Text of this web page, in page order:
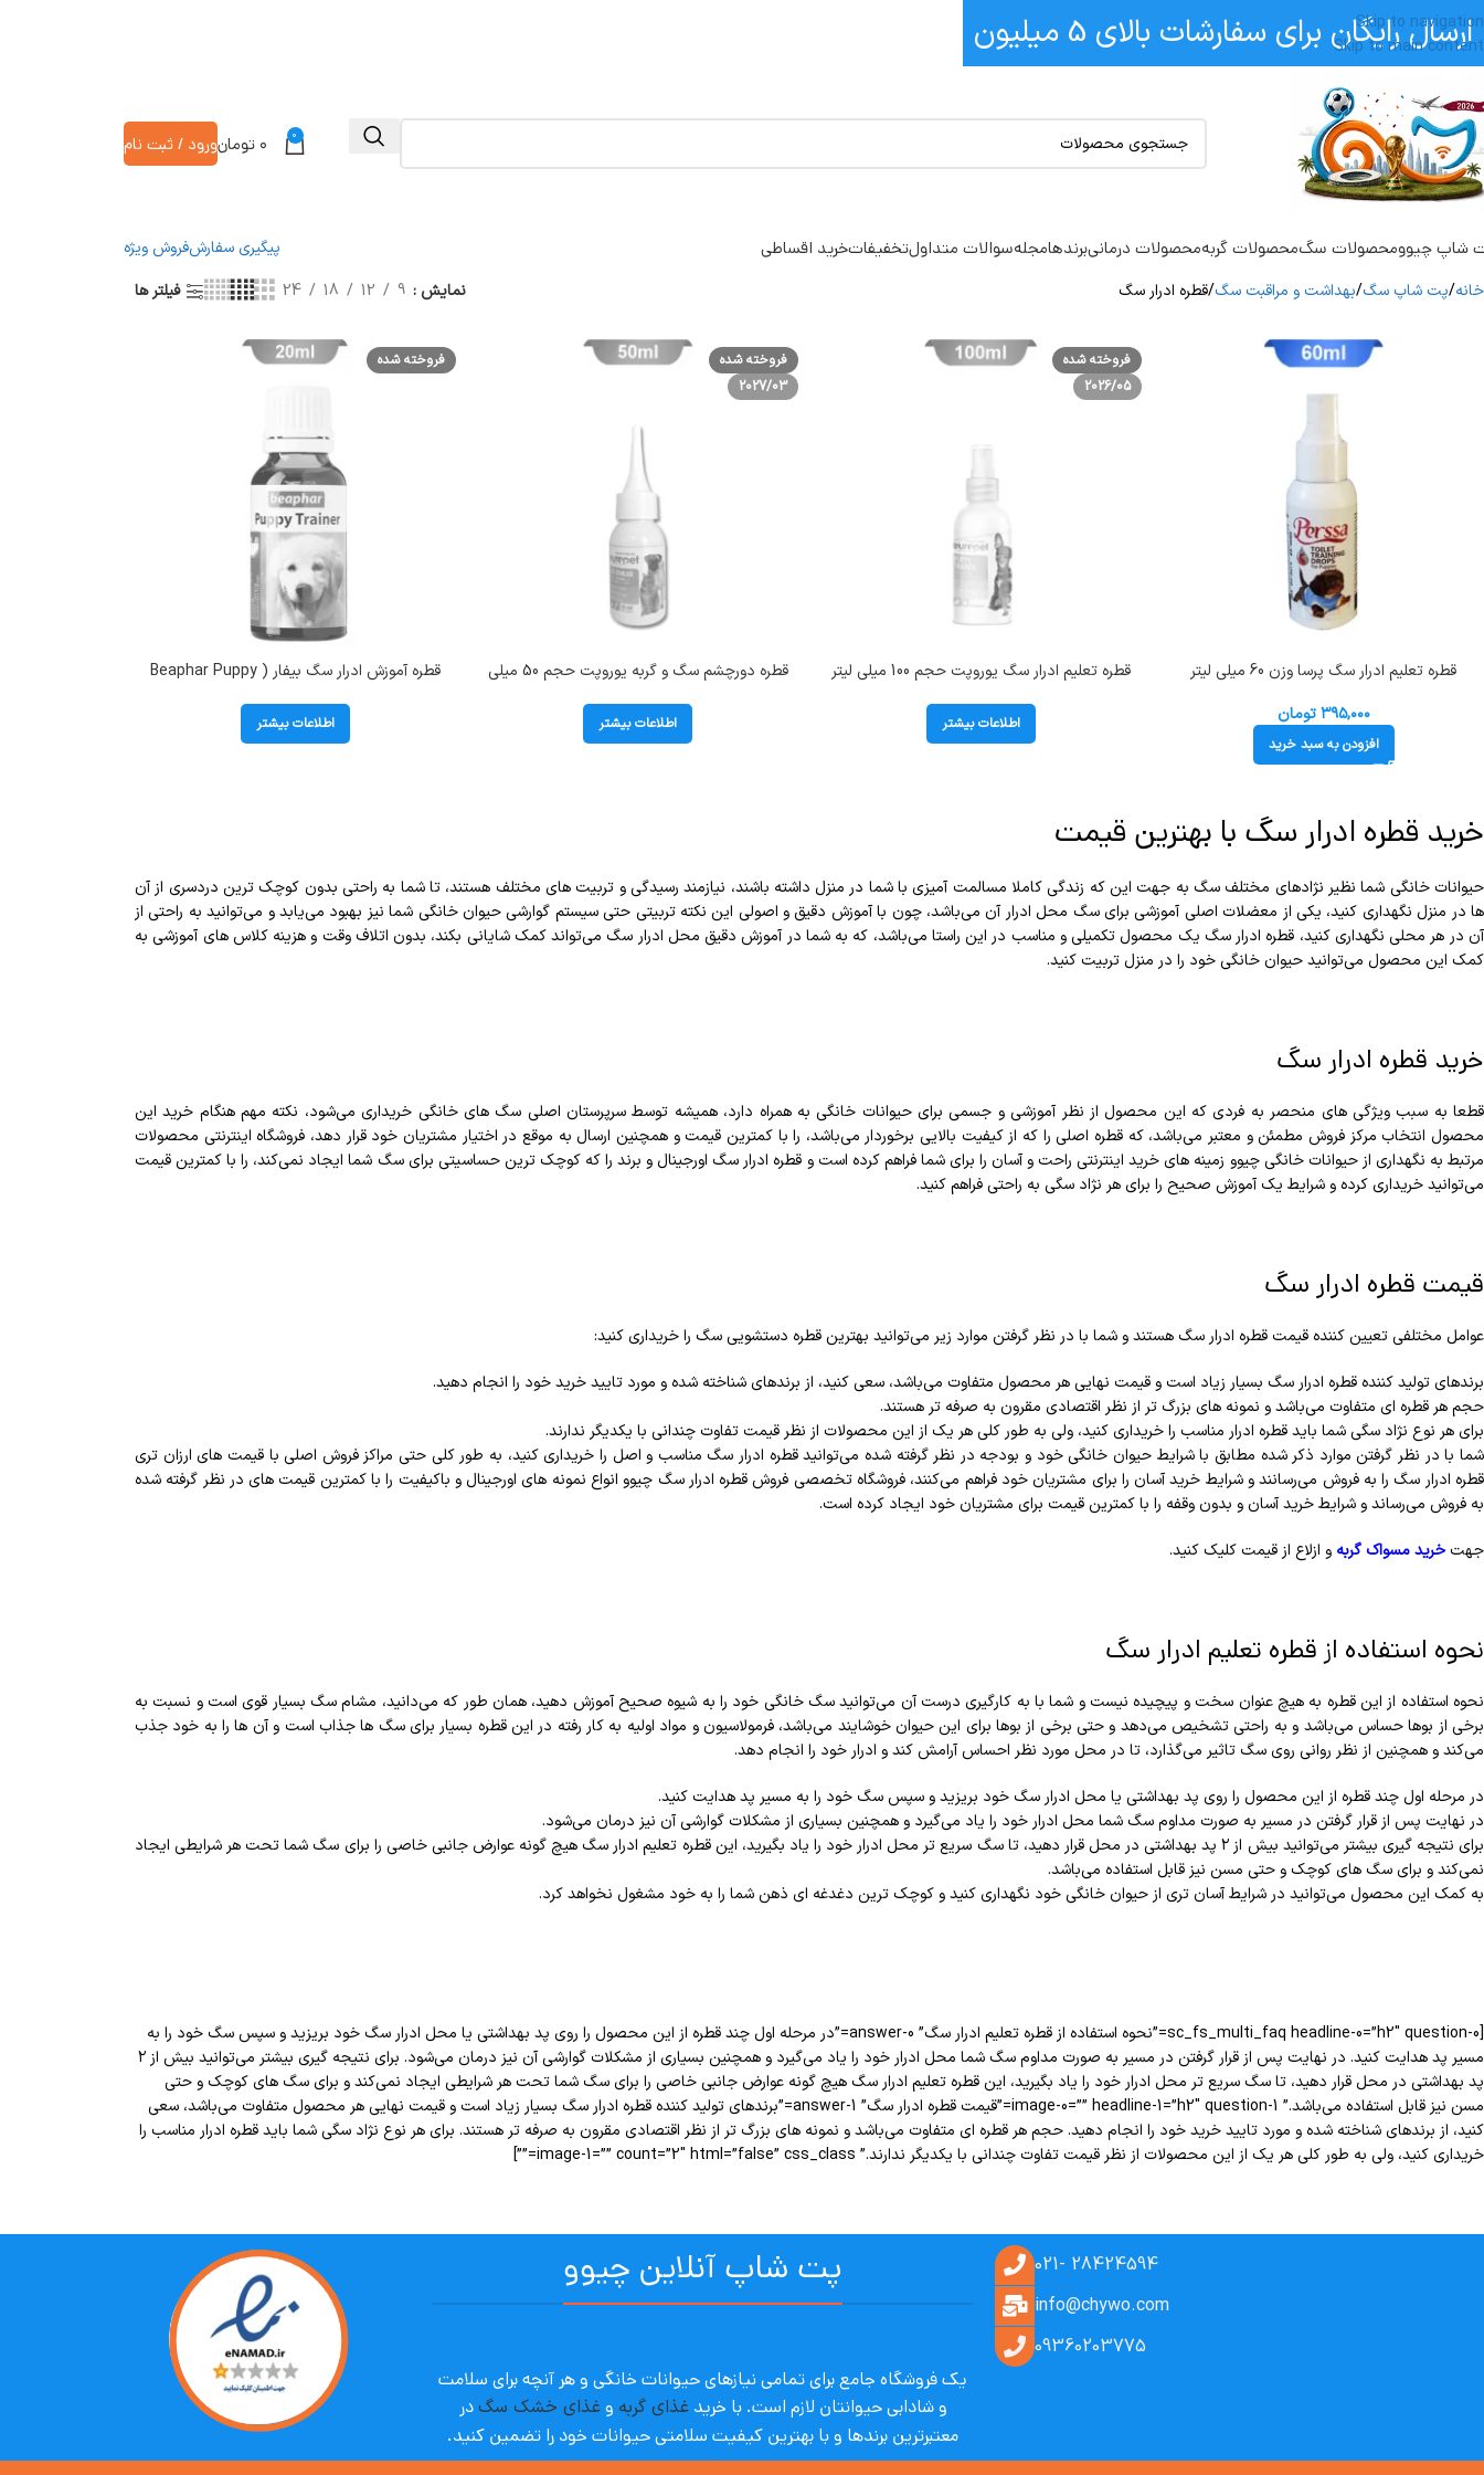
Skip to navigation
Skip to main content
0 ۰تومانورود / ثبت نام
شاپ چیوومحصولات سگمحصولات گربهمحصولات درمانیبرندهامجلهسوالات متداولتخفیفاتخرید اقساطی پیگیری سفارشفروش ویژه
خانه پت شاپ سگ بهداشت و مراقبت سگ قطره ادرار سگ نمایش 9
12
18
24 فیلتر ها
قطره تعلیم ادرار سگ پرسا وزن 60 میلی لیتر
۳۹۵,۰۰۰ تومان
افزودن به سبد خرید
فروخته شده
2026/05
قطره تعلیم ادرار سگ یوروپت حجم 100 میلی لیتر
اطلاعات بیشتر
فروخته شده
2027/03
قطره دورچشم سگ و گربه یوروپت حجم 50 میلی
اطلاعات بیشتر
فروخته شده
قطره آموزش ادرار سگ بیفار ( Beaphar Puppy
اطلاعات بیشتر
خرید قطره ادرار سگ با بهترین قیمت
حیوانات خانگی شما نظیر نژادهای مختلف سگ به جهت این که زندگی کاملا مسالمت آمیزی با شما در منزل داشته باشند، نیازمند رسیدگی و تربیت های مختلف هستند، تا شما به راحتی بدون کوچک ترین دردسری از آن
ها در منزل نگهداری کنید، یکی از معضلات اصلی آموزشی برای سگ محل ادرار آن می‌باشد، چون با آموزش دقیق و اصولی این نکته تربیتی حتی سیستم گوارشی حیوان خانگی شما نیز بهبود می‌یابد و می‌توانید به راحتی از
آن در هر محلی نگهداری کنید، قطره ادرار سگ یک محصول تکمیلی و مناسب در این راستا می‌باشد، که به شما در آموزش دقیق محل ادرار سگ می‌تواند کمک شایانی بکند، بدون اتلاف وقت و هزینه کلاس های آموزشی به
کمک این محصول می‌توانید حیوان خانگی خود را در منزل تربیت کنید.
خرید قطره ادرار سگ
قطعا به سبب ویژگی های منحصر به فردی که این محصول از نظر آموزشی و جسمی برای حیوانات خانگی به همراه دارد، همیشه توسط سرپرستان اصلی سگ های خانگی خریداری می‌شود، نکته مهم هنگام خرید این
محصول انتخاب مرکز فروش مطمئن و معتبر می‌باشد، که قطره اصلی را که از کیفیت بالایی برخوردار می‌باشد، را با کمترین قیمت و همچنین ارسال به موقع در اختیار مشتریان خود قرار دهد، فروشگاه اینترنتی محصولات
مرتبط به نگهداری از حیوانات خانگی چیوو زمینه های خرید اینترنتی راحت و آسان را برای شما فراهم کرده است و قطره ادرار سگ اورجینال و برند را که کوچک ترین حساسیتی برای سگ شما ایجاد نمی‌کند، را با کمترین قیمت
می‌توانید خریداری کرده و شرایط یک آموزش صحیح را برای هر نژاد سگی به راحتی فراهم کنید.
قیمت قطره ادرار سگ
عوامل مختلفی تعیین کننده قیمت قطره ادرار سگ هستند و شما با در نظر گرفتن موارد زیر می‌توانید بهترین قطره دستشویی سگ را خریداری کنید:
برندهای تولید کننده قطره ادرار سگ بسیار زیاد است و قیمت نهایی هر محصول متفاوت می‌باشد، سعی کنید، از برندهای شناخته شده و مورد تایید خرید خود را انجام دهید.
حجم هر قطره ای متفاوت می‌باشد و نمونه های بزرگ تر از نظر اقتصادی مقرون به صرفه تر هستند.
برای هر نوع نژاد سگی شما باید قطره ادرار مناسب را خریداری کنید، ولی به طور کلی هر یک از این محصولات از نظر قیمت تفاوت چندانی با یکدیگر ندارند.
شما با در نظر گرفتن موارد ذکر شده مطابق با شرایط حیوان خانگی خود و بودجه در نظر گرفته شده می‌توانید قطره ادرار سگ مناسب و اصل را خریداری کنید، به طور کلی حتی مراکز فروش اصلی با قیمت های ارزان تری
قطره ادرار سگ را به فروش می‌رسانند و شرایط خرید آسان را برای مشتریان خود فراهم می‌کنند، فروشگاه تخصصی فروش قطره ادرار سگ چیوو انواع نمونه های اورجینال و باکیفیت را با کمترین قیمت های در نظر گرفته شده
به فروش می‌رساند و شرایط خرید آسان و بدون وقفه را با کمترین قیمت برای مشتریان خود ایجاد کرده است.
جهت خرید مسواک گربه و ازلاع از قیمت کلیک کنید.
نحوه استفاده از قطره تعلیم ادرار سگ
نحوه استفاده از این قطره به هیچ عنوان سخت و پیچیده نیست و شما با به کارگیری درست آن می‌توانید سگ خانگی خود را به شیوه صحیح آموزش دهید، همان طور که می‌دانید، مشام سگ بسیار قوی است و نسبت به
برخی از بوها حساس می‌باشد و به راحتی تشخیص می‌دهد و حتی برخی از بوها برای این حیوان خوشایند می‌باشد، فرمولاسیون و مواد اولیه به کار رفته در این قطره بسیار برای سگ ها جذاب است و آن ها را به خود جذب
می‌کند و همچنین از نظر روانی روی سگ تاثیر می‌گذارد، تا در محل مورد نظر احساس آرامش کند و ادرار خود را انجام دهد.
در مرحله اول چند قطره از این محصول را روی پد بهداشتی یا محل ادرار سگ خود بریزید و سپس سگ خود را به مسیر پد هدایت کنید‌.
در نهایت پس از قرار گرفتن در مسیر به صورت مداوم سگ شما محل ادرار خود را یاد می‌گیرد و همچنین بسیاری از مشکلات گوارشی آن نیز درمان می‌شود.
برای نتیجه گیری بیشتر می‌توانید بیش از ۲ پد بهداشتی در محل قرار دهید، تا سگ سریع تر محل ادرار خود را یاد بگیرید، این قطره تعلیم ادرار سگ هیچ گونه عوارض جانبی خاصی را برای سگ شما تحت هر شرایطی ایجاد
نمی‌کند و برای سگ های کوچک و حتی مسن نیز قابل استفاده می‌باشد.
به کمک این محصول می‌توانید در شرایط آسان تری از حیوان خانگی خود نگهداری کنید و کوچک ترین دغدغه ای ذهن شما را به خود مشغول نخواهد کرد.
[sc_fs_multi_faq headline-0=”h2″ question-0=”نحوه استفاده از قطره تعلیم ادرار سگ” answer-0=”در مرحله اول چند قطره از این محصول را روی پد بهداشتی یا محل ادرار سگ خود بریزید و سپس سگ خود را به
مسیر پد هدایت کنید‌. در نهایت پس از قرار گرفتن در مسیر به صورت مداوم سگ شما محل ادرار خود را یاد می‌گیرد و همچنین بسیاری از مشکلات گوارشی آن نیز درمان می‌شود. برای نتیجه گیری بیشتر می‌توانید بیش از ۲
پد بهداشتی در محل قرار دهید، تا سگ سریع تر محل ادرار خود را یاد بگیرید، این قطره تعلیم ادرار سگ هیچ گونه عوارض جانبی خاصی را برای سگ شما تحت هر شرایطی ایجاد نمی‌کند و برای سگ های کوچک و حتی
مسن نیز قابل استفاده می‌باشد.” image-0=”” headline-1=”h2″ question-1=”قیمت قطره ادرار سگ” answer-1=”برندهای تولید کننده قطره ادرار سگ بسیار زیاد است و قیمت نهایی هر محصول متفاوت می‌باشد، سعی
کنید، از برندهای شناخته شده و مورد تایید خرید خود را انجام دهید. حجم هر قطره ای متفاوت می‌باشد و نمونه های بزرگ تر از نظر اقتصادی مقرون به صرفه تر هستند. برای هر نوع نژاد سگی شما باید قطره ادرار مناسب را
خریداری کنید، ولی به طور کلی هر یک از این محصولات از نظر قیمت تفاوت چندانی با یکدیگر ندارند.” image-1=”” count=”2″ html=”false” css_class=””]
28424594 -021
info@chywo.com
09360203775
پت شاپ آنلاین چیوو
یک فروشگاه جامع برای تمامی نیازهای حیوانات خانگی و هر آنچه برای سلامت
و شادابی حیوانتان لازم است. با خریدغذای گربه وغذای خشک سگدر
معتبرترین برندها و با بهترین کیفیت سلامتی حیوانات خود را تضمین کنید.
ارسال رایگان برای سفارشات بالای 5 میلیون